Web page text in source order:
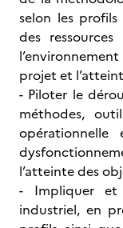
selon les
des
projet et
- Piloter le
méthodes,
l’atteinte des
- Impliquer
industriel, en